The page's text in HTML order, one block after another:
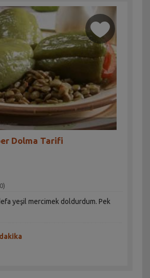
Dolma Tarifi
yeşil mercimek doldurdum. Pek